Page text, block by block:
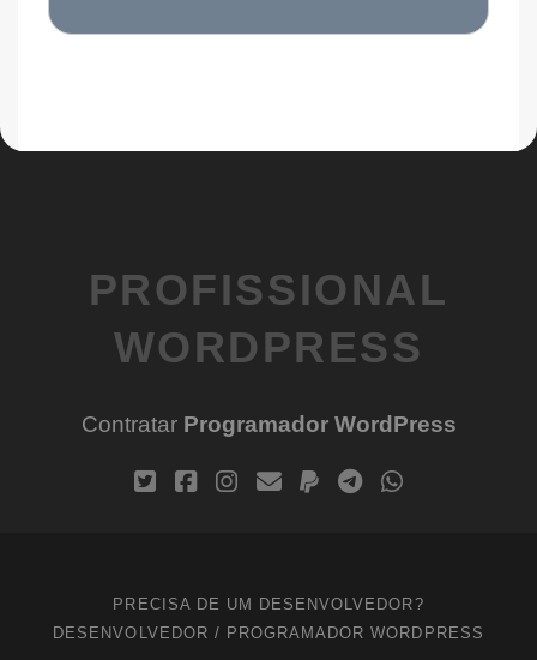
PROFISSIONAL
WORDPRESS
Contratar Programador WordPress
PRECISA DE UM DESENVOLVEDOR?
DESENVOLVEDOR / PROGRAMADOR WORDPRESS